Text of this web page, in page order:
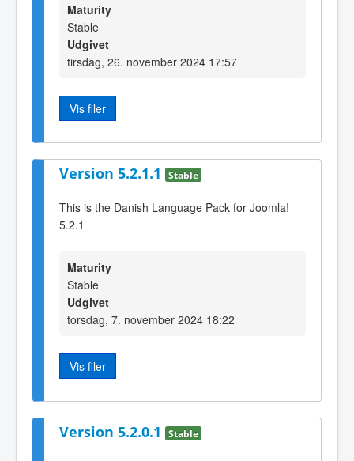
Maturity
Stable
Udgivet
tirsdag, 26. november 2024 17:57
Vis filer
Version 5.2.1.1 Stable
This is the Danish Language Pack for Joomla!
5.2.1
Maturity
Stable
Udgivet
torsdag, 7. november 2024 18:22
Vis filer
Version 5.2.0.1 Stable